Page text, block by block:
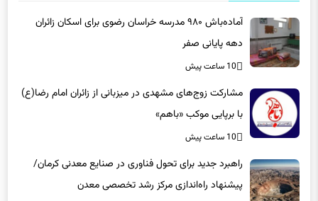
آماده‌باش ۹۸۰ مدرسه خراسان رضوی برای اسکان زائران
دهه پایانی صفر
10 ساعت پیش
مشارکت زوج‌های مشهدی در میزبانی از زائران امام رضا(ع)
با برپایی موکب «باهم»
10 ساعت پیش
راهبرد جدید برای تحول فناوری در صنایع معدنی کرمان/
پیشنهاد راه‌اندازی مرکز رشد تخصصی معدن